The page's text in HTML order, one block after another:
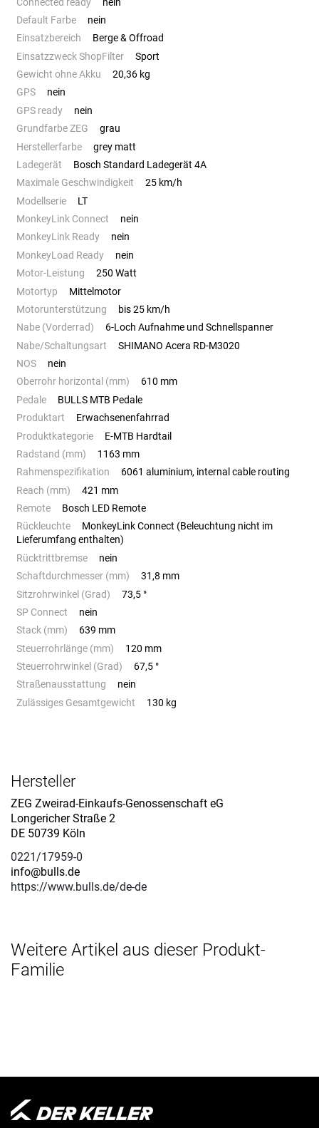
Default Farbe
nein
Einsatzbereich
Berge & Offroad
Einsatzzweck ShopFilter
Sport
Gewicht ohne Akku
20,36 kg
GPS
nein
GPS ready
nein
Grundfarbe ZEG
grau
Herstellerfarbe
grey matt
Ladegerät
Bosch Standard Ladegerät 4A
Maximale Geschwindigkeit
25 km/h
Modellserie
LT
MonkeyLink Connect
nein
MonkeyLink Ready
nein
MonkeyLoad Ready
nein
Motor-Leistung
250 Watt
Motortyp
Mittelmotor
Motorunterstützung
bis 25 km/h
Nabe (Vorderrad)
6-Loch Aufnahme und Schnellspanner
Nabe/Schaltungsart
SHIMANO Acera RD-M3020
NOS
nein
Oberrohr horizontal (mm)
610 mm
Pedale
BULLS MTB Pedale
Produktart
Erwachsenenfahrrad
Produktkategorie
E-MTB Hardtail
Radstand (mm)
1163 mm
Rahmenspezifikation
6061 aluminium, internal cable routing
Reach (mm)
421 mm
Remote
Bosch LED Remote
Rückleuchte
MonkeyLink Connect (Beleuchtung nicht im
Lieferumfang enthalten)
Rücktrittbremse
nein
Schaftdurchmesser (mm)
31,8 mm
Sitzrohrwinkel (Grad)
73,5 °
SP Connect
nein
Stack (mm)
639 mm
Steuerrohrlänge (mm)
120 mm
Steuerrohrwinkel (Grad)
67,5 °
Straßenausstattung
nein
Zulässiges Gesamtgewicht
130 kg
Hersteller
ZEG Zweirad-Einkaufs-Genossenschaft eG
Longericher Straße 2
DE 50739 Köln
0221/17959-0
info@bulls.de
https://www.bulls.de/de-de
Weitere Artikel aus dieser Produkt-
Familie